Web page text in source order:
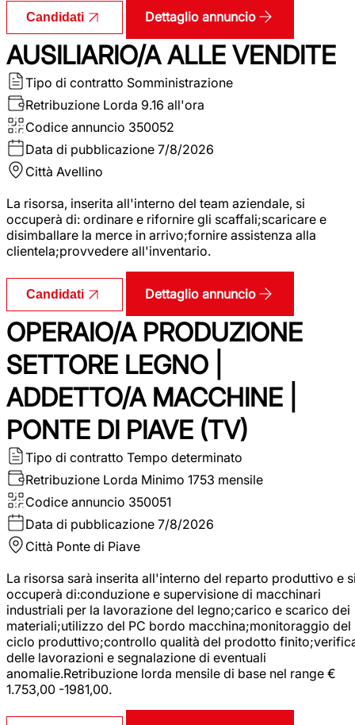
Candidati Dettaglio annuncio
AUSILIARIO/A ALLE VENDITE
Tipo di contratto Somministrazione
Retribuzione Lorda 9.16 all'ora
Codice annuncio 350052
Data di pubblicazione 7/8/2026
Città Avellino
La risorsa, inserita all'interno del team aziendale, si
occuperà di: ordinare e rifornire gli scaffali;scaricare e
disimballare la merce in arrivo;fornire assistenza alla
clientela;provvedere all'inventario.
Candidati Dettaglio annuncio
OPERAIO/A PRODUZIONE
SETTORE LEGNO |
ADDETTO/A MACCHINE |
PONTE DI PIAVE (TV)
Tipo di contratto Tempo determinato
Retribuzione Lorda Minimo 1753 mensile
Codice annuncio 350051
Data di pubblicazione 7/8/2026
Città Ponte di Piave
La risorsa sarà inserita all'interno del reparto produttivo e
occuperà di:conduzione e supervisione di macchinari
industriali per la lavorazione del legno;carico e scarico dei
materiali;utilizzo del PC bordo macchina;monitoraggio del
ciclo produttivo;controllo qualità del prodotto
delle lavorazioni e segnalazione di eventuali
anomalie.Retribuzione lorda mensile di base nel range €
1.753,00 -1981,00.